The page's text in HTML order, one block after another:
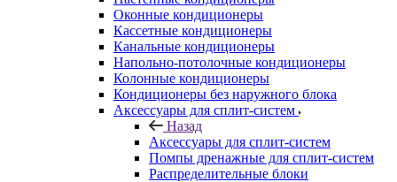
Оконные кондиционеры
Кассетные кондиционеры
Канальные кондиционеры
Напольно-потолочные кондиционеры
Колонные кондиционеры
Кондиционеры без наружного блока
Аксессуары для сплит-систем
Назад
Аксессуары для сплит-систем
Помпы дренажные для сплит-систем
Распределительные блоки